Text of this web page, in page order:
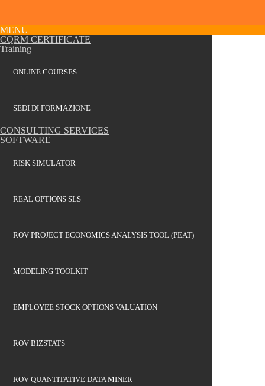
MENU
CQRM CERTIFICATE
Training
ONLINE COURSES
SEDI DI FORMAZIONE
CONSULTING SERVICES
SOFTWARE
RISK SIMULATOR
REAL OPTIONS SLS
ROV PROJECT ECONOMICS ANALYSIS TOOL (PEAT)
MODELING TOOLKIT
EMPLOYEE STOCK OPTIONS VALUATION
ROV BIZSTATS
ROV QUANTITATIVE DATA MINER